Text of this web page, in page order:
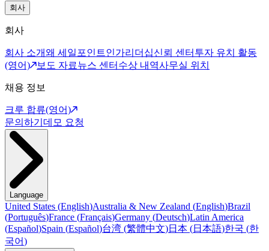
회사
회사
회사 소개왜 세일포인트인가리더십신뢰 센터 투자 유치 활동
(영어)
보도 자료뉴스 센터 수상 내역사무실 위치
채용 정보
크루 합류(영어)
문의하기 데모 요청
Language
United States (English)Australia & New Zealand (English)Brazil
(Português)France (Français)Germany (Deutsch)Latin America
(Español)Spain (Español)台湾 (繁體中文)日本 (日本語)한국 (한
국어)